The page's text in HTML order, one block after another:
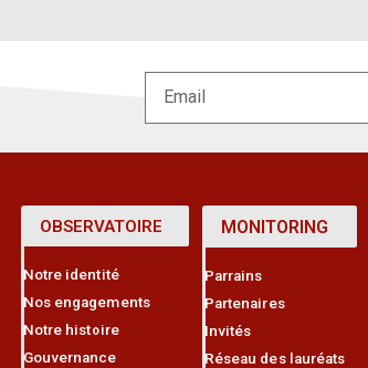
OBSERVATOIRE
Notre identité
Nos engagements
Notre histoire
Gouvernance
MONITORING
Parrains
Partenaires
Invités
Réseau des lauréats